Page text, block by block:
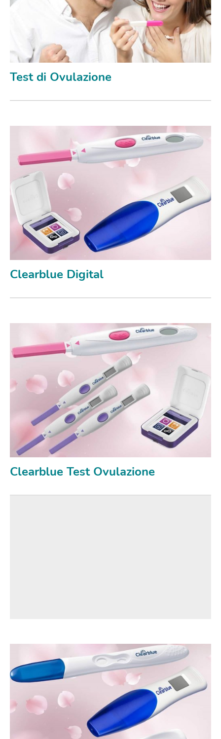
Test di Ovulazione
Clearblue Digital
Clearblue Test Ovulazione